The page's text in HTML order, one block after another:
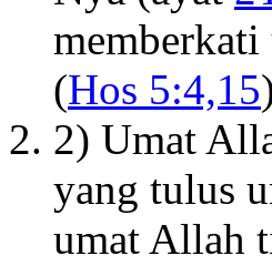
memberkati
(Hos 5:4,15
2) Umat
yang tulus
umat Allah